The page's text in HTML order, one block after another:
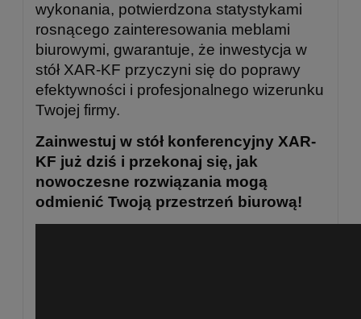
wykonania, potwierdzona statystykami
rosnącego zainteresowania meblami
biurowymi, gwarantuje, że inwestycja w
stół XAR-KF przyczyni się do poprawy
efektywności i profesjonalnego wizerunku
Twojej firmy.
Zainwestuj w stół konferencyjny XAR-
KF już dziś i przekonaj się, jak
nowoczesne rozwiązania mogą
odmienić Twoją przestrzeń biurową!